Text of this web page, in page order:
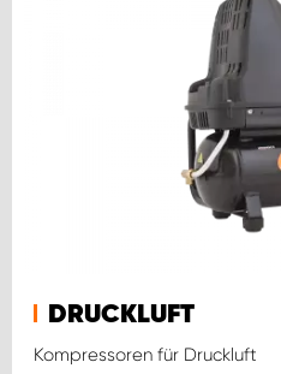
DRUCKLUFT
Kompressoren für Druckluft